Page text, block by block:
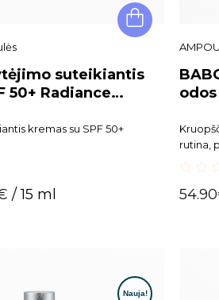
suteikiantis
50+ Radiance
kremas su SPF 50+
/ 15 ml
rutina,
out
54.90